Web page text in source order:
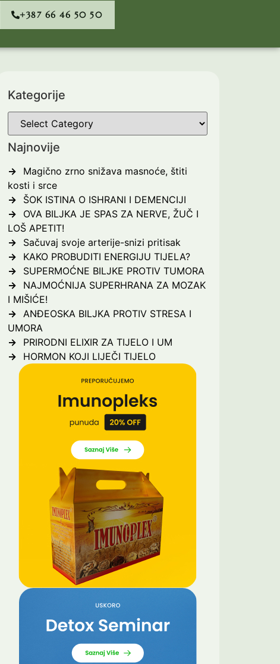
+387 66 46 50 50
Kategorije
Najnovije
Magično zrno snižava masnoće, štiti
kosti i srce
ŠOK ISTINA O ISHRANI I DEMENCIJI
OVA BILJKA JE SPAS ZA NERVE, ŽUČ I
LOŠ APETIT!
Sačuvaj svoje arterije-snizi pritisak
KAKO PROBUDITI ENERGIJU TIJELA?
SUPERMOĆNE BILJKE PROTIV TUMORA
NAJMOĆNIJA SUPERHRANA ZA MOZAK
I MIŠIĆE!
ANĐEOSKA BILJKA PROTIV STRESA I
UMORA
PRIRODNI ELIXIR ZA TIJELO I UM
HORMON KOJI LIJEČI TIJELO